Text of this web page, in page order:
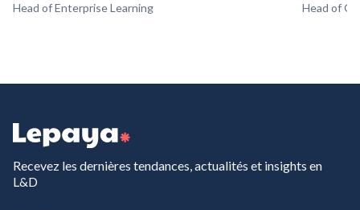
Head of Enterprise Learning
Head of
Recevez les dernières tendances, actualités et insights en
L&D